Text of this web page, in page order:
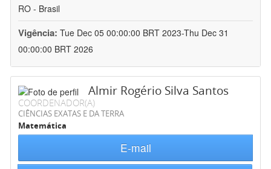
RO - Brasil
Vigência: Tue Dec 05 00:00:00 BRT 2023-Thu Dec 31
00:00:00 BRT 2026
Almir Rogério Silva Santos
COORDENADOR(A)
CIÊNCIAS EXATAS E DA TERRA
Matemática
E-mail